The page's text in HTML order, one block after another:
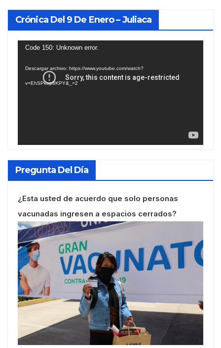
Crónica Del 9 De Enero – Juliaca
Reproductor
Code 150: Unknown error.
Descargar archivo: https://www.youtube.com/watch?
v=EhSPkop8KPY&_=2
Pregunta Del Día
¿Esta usted de acuerdo que solo personas
vacunadas ingresen a espacios cerrados?